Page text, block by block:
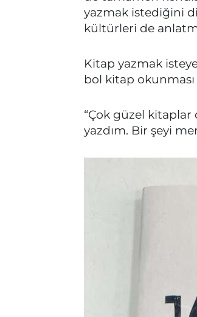
yazmak istediğini
kültürleri de
Kitap yazmak
bol kitap
“Çok güzel
yazdım. Bir şeyi